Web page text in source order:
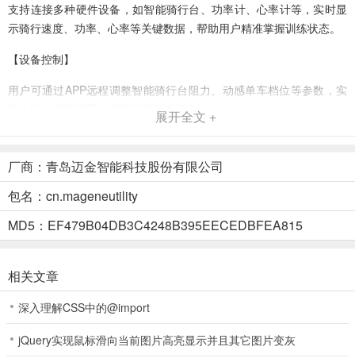
支持连接多种硬件设备，如智能骑行台、功率计、心率计等，实时显
示骑行速度、功率、心率等关键数据，帮助用户精准掌握训练状态。
【设备控制】
用户可通过APP远程调整智能骑行台阻力、动感单车档位等参数，实
现个性化训练设置，满足不同训练需求。
提供一键校准功能，确保功率计、速度计等设备数据准确可靠，提升
训练科学性，避免因数据误差导致的训练效果不佳。
【训练计划】
目标，提升训练效果，无论是新手还是专业车手都能找到适合自己的
训练计划。
用户可购买开通虚拟骑行课程、专业数据分析等增值服务，丰富训练
展开全文 +
厂商：青岛迈金智能科技股份有限公司
包名：cn.mageneutility
MD5：EF479B04DB3C4248B395EECEDBFEA815
相关文章
深入理解CSS中的@import
jQuery实现鼠标滑向当前图片高亮显示并且其它图片变灰